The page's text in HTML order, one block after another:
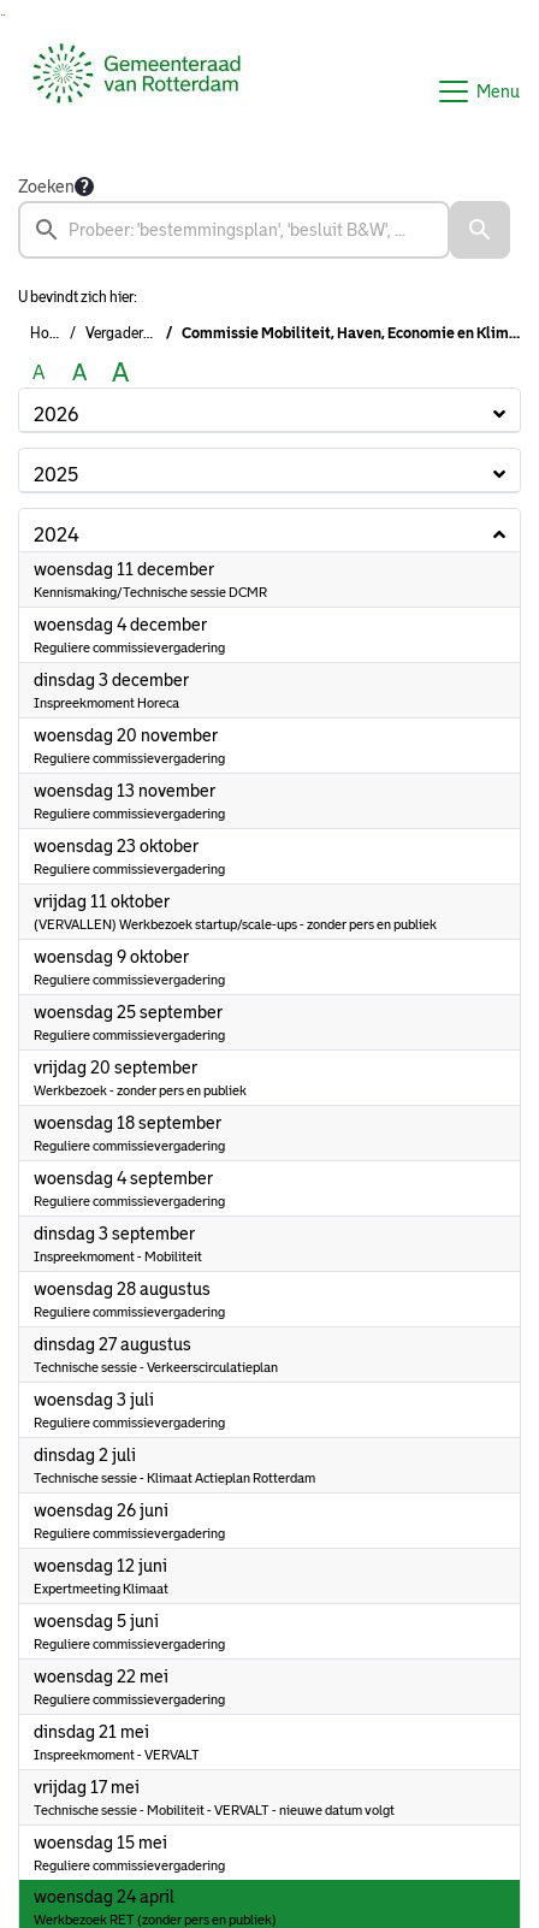
Menu
Zoeken
U bevindt zich hier:
Home Vergaderingen Commissie Mobiliteit, Haven, Economie en Klimaat (2022-2026)
A A A
2026
2025
2024
woensdag 11 december2024
Kennismaking/Technische sessie DCMR
woensdag 4 december2024
Reguliere commissievergadering
dinsdag 3 december2024
Inspreekmoment Horeca
woensdag 20 november2024
Reguliere commissievergadering
woensdag 13 november2024
Reguliere commissievergadering
woensdag 23 oktober2024
Reguliere commissievergadering
vrijdag 11 oktober2024
(VERVALLEN) Werkbezoek startup/scale-ups - zonder pers en publiek
woensdag 9 oktober2024
Reguliere commissievergadering
woensdag 25 september2024
Reguliere commissievergadering
vrijdag 20 september2024
Werkbezoek - zonder pers en publiek
woensdag 18 september2024
Reguliere commissievergadering
woensdag 4 september2024
Reguliere commissievergadering
dinsdag 3 september2024
Inspreekmoment - Mobiliteit
woensdag 28 augustus
Reguliere commissievergadering
dinsdag 27 augustus
Technische sessie - Verkeerscirculatieplan
woensdag 3 juli
Reguliere commissievergadering
dinsdag 2 juli
Technische sessie - Klimaat Actieplan Rotterdam
woensdag 26 juni
Reguliere commissievergadering
woensdag 12 juni
Expertmeeting Klimaat
woensdag 5 juni
Reguliere commissievergadering
woensdag 22 mei
Reguliere commissievergadering
dinsdag 21 mei
Inspreekmoment - VERVALT
vrijdag 17 mei
Technische sessie - Mobiliteit - VERVALT - nieuwe datum volgt
woensdag 15 mei
Reguliere commissievergadering
woensdag 24 april
Werkbezoek RET (zonder pers en publiek)